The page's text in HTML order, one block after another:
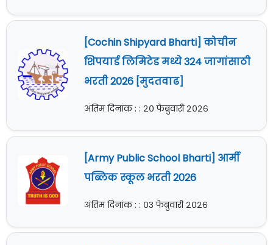
[Cochin Shipyard Bharti] कोचीन
शिपयार्ड लिमिटेड मध्ये 324 जागांसाठी
भरती 2026 [मुदतवाढ]
अंतिम दिनांक : : २० फेब्रुवारी २०२६
[Army Public School Bharti] आर्मी
पब्लिक स्कूल भरती 2026
अंतिम दिनांक : : ०३ फेब्रुवारी २०२६